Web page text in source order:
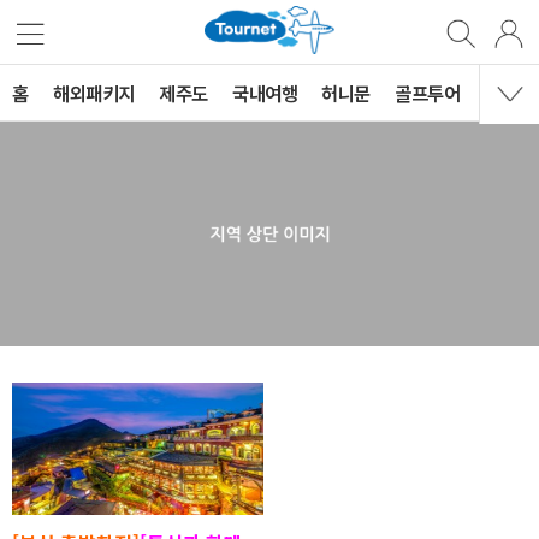
홈 해외패키지 제주도 국내여행 허니문 골프투어 MVG